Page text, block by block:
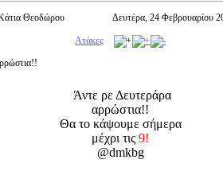
Θεοδώρου Δευτέρα, 24 Φεβρουαρίου
Ατάκες
Άντε ρε Δευτεράρα
αρρώστια!!
Θα το κάψουμε σήμερα
μέχρι τις9!
@dmkbg